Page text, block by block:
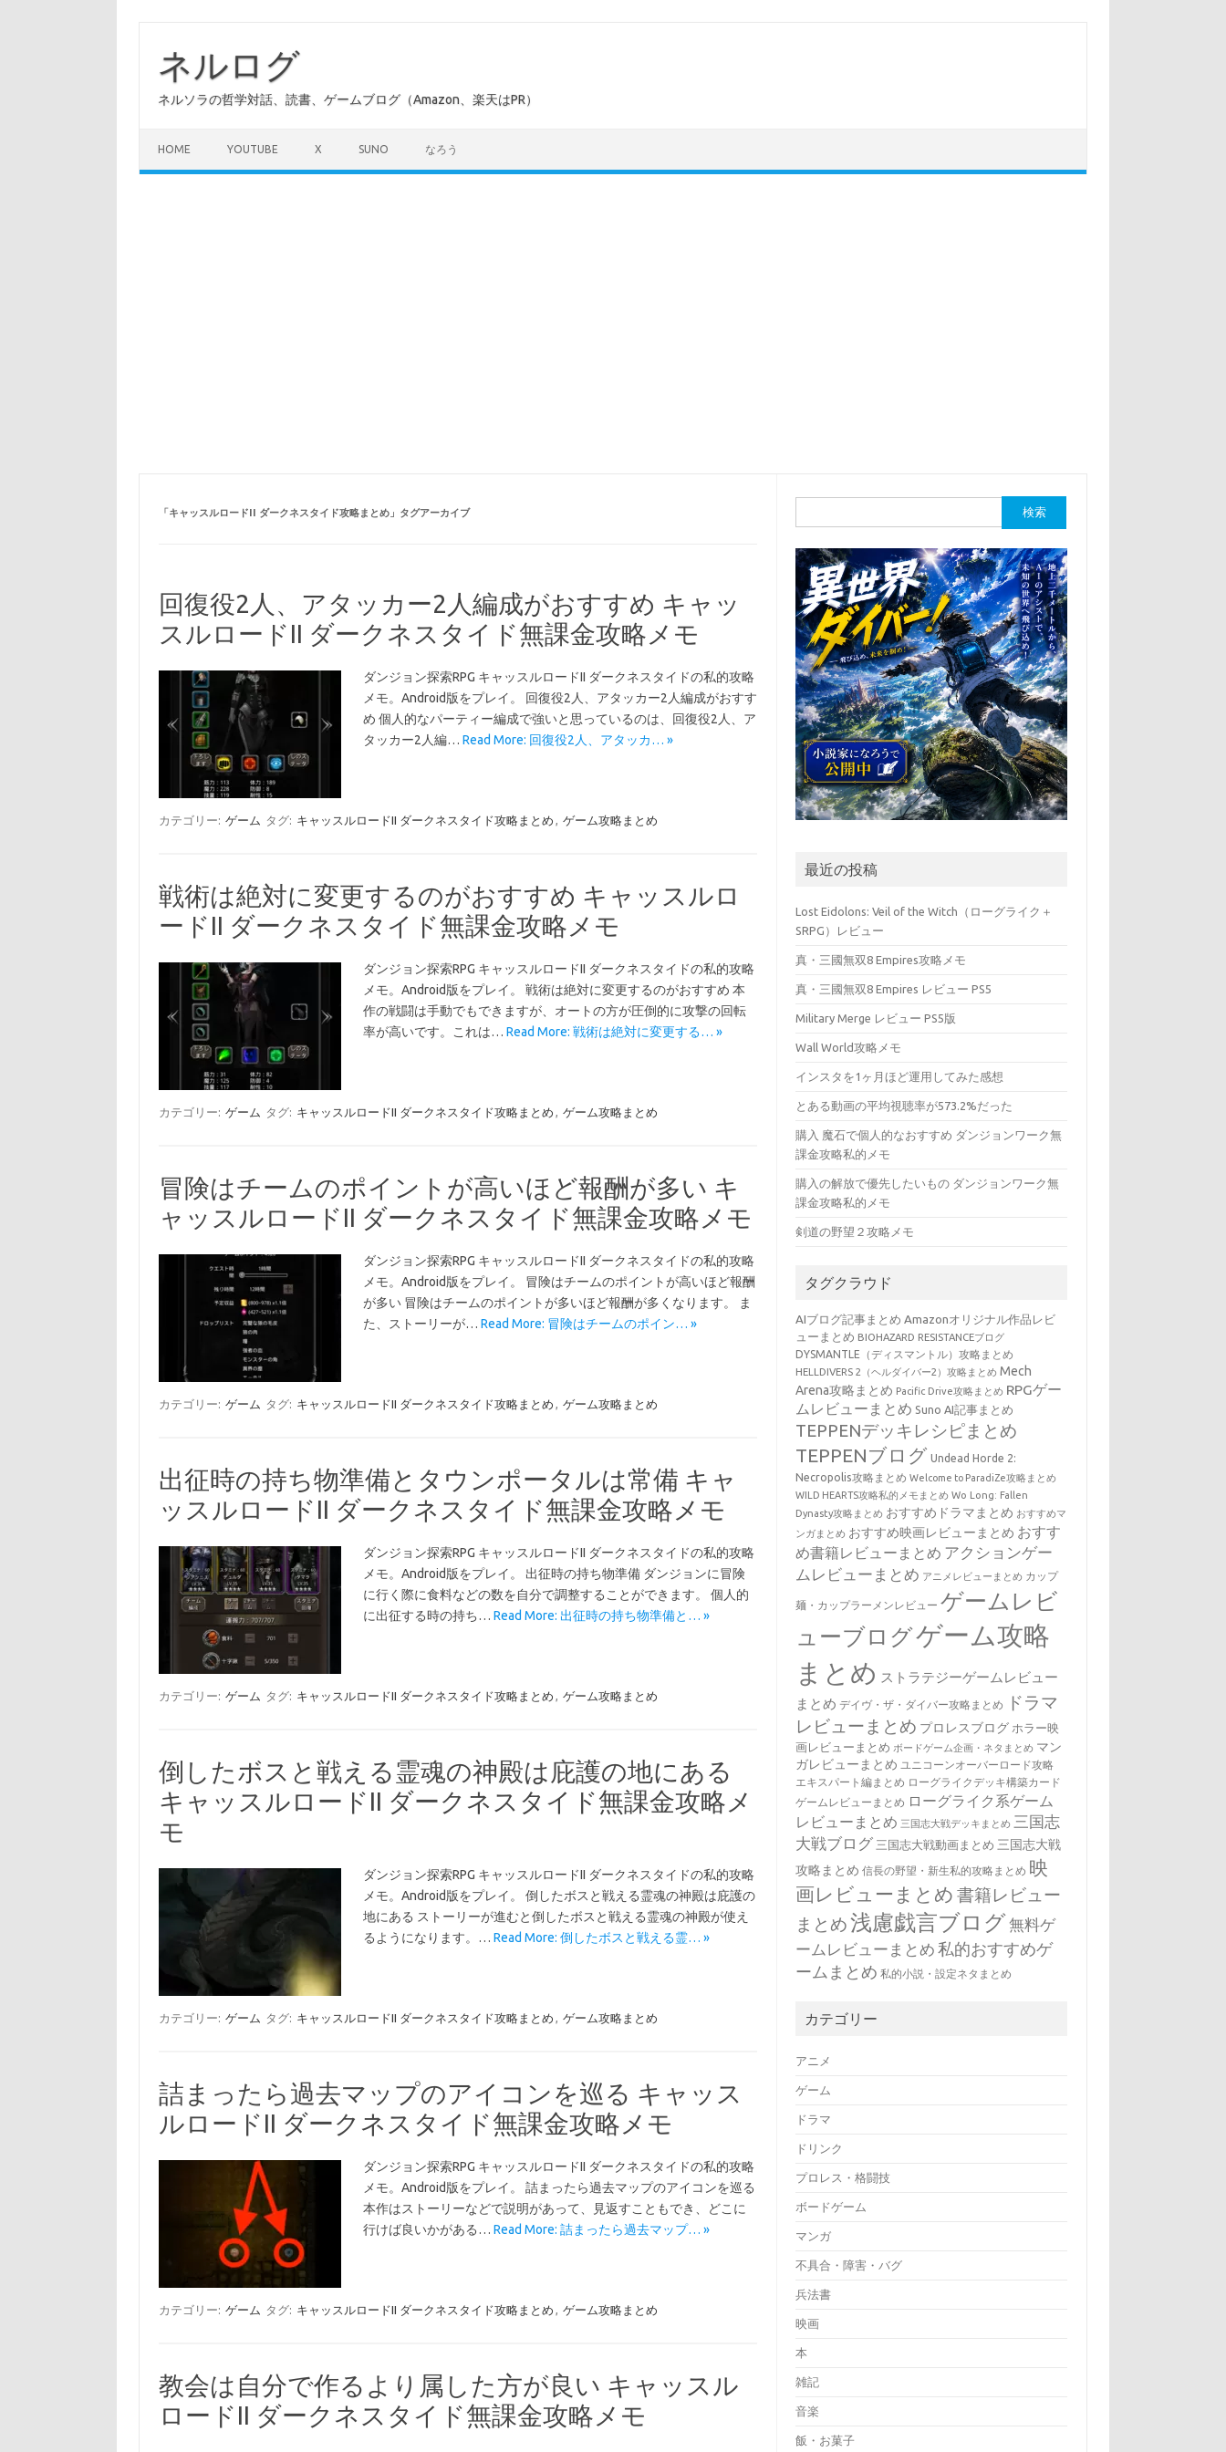
ネルログ
ネルソラの哲学対話、読書、ゲームブログ（Amazon、楽天はPR）
HOME YOUTUBE X SUNO なろう
「キャッスルロードII ダークネスタイド攻略まとめ」タグアーカイブ
回復役2人、アタッカー2人編成がおすすめ キャッ
スルロードII ダークネスタイド無課金攻略メモ
ダンジョン探索RPG キャッスルロードII ダークネスタイドの私的攻略
メモ。Android版をプレイ。 回復役2人、アタッカー2人編成がおすす
め 個人的なパーティー編成で強いと思っているのは、回復役2人、ア
タッカー2人編… Read More: 回復役2人、アタッカ… »
カテゴリー: ゲーム タグ: キャッスルロードII ダークネスタイド攻略まとめ , ゲーム攻略まとめ
戦術は絶対に変更するのがおすすめ キャッスルロ
ードII ダークネスタイド無課金攻略メモ
ダンジョン探索RPG キャッスルロードII ダークネスタイドの私的攻略
メモ。Android版をプレイ。 戦術は絶対に変更するのがおすすめ 本
作の戦闘は手動でもできますが、オートの方が圧倒的に攻撃の回転
率が高いです。これは… Read More: 戦術は絶対に変更する… »
カテゴリー: ゲーム タグ: キャッスルロードII ダークネスタイド攻略まとめ , ゲーム攻略まとめ
冒険はチームのポイントが高いほど報酬が多い キ
ャッスルロードII ダークネスタイド無課金攻略メモ
ダンジョン探索RPG キャッスルロードII ダークネスタイドの私的攻略
メモ。Android版をプレイ。 冒険はチームのポイントが高いほど報酬
が多い 冒険はチームのポイントが多いほど報酬が多くなります。 ま
た、ストーリーが… Read More: 冒険はチームのポイン… »
カテゴリー: ゲーム タグ: キャッスルロードII ダークネスタイド攻略まとめ , ゲーム攻略まとめ
出征時の持ち物準備とタウンポータルは常備 キャ
ッスルロードII ダークネスタイド無課金攻略メモ
ダンジョン探索RPG キャッスルロードII ダークネスタイドの私的攻略
メモ。Android版をプレイ。 出征時の持ち物準備 ダンジョンに冒険
に行く際に食料などの数を自分で調整することができます。 個人的
に出征する時の持ち… Read More: 出征時の持ち物準備と… »
カテゴリー: ゲーム タグ: キャッスルロードII ダークネスタイド攻略まとめ , ゲーム攻略まとめ
倒したボスと戦える霊魂の神殿は庇護の地にある
キャッスルロードII ダークネスタイド無課金攻略メ
モ
ダンジョン探索RPG キャッスルロードII ダークネスタイドの私的攻略
メモ。Android版をプレイ。 倒したボスと戦える霊魂の神殿は庇護の
地にある ストーリーが進むと倒したボスと戦える霊魂の神殿が使え
るようになります。… Read More: 倒したボスと戦える霊… »
カテゴリー: ゲーム タグ: キャッスルロードII ダークネスタイド攻略まとめ , ゲーム攻略まとめ
詰まったら過去マップのアイコンを巡る キャッス
ルロードII ダークネスタイド無課金攻略メモ
ダンジョン探索RPG キャッスルロードII ダークネスタイドの私的攻略
メモ。Android版をプレイ。 詰まったら過去マップのアイコンを巡る
本作はストーリーなどで説明があって、見返すこともでき、どこに
行けば良いかがある… Read More: 詰まったら過去マップ… »
カテゴリー: ゲーム タグ: キャッスルロードII ダークネスタイド攻略まとめ , ゲーム攻略まとめ
教会は自分で作るより属した方が良い キャッスル
ロードII ダークネスタイド無課金攻略メモ
索:
最近の投稿
Lost Eidolons: Veil of the Witch（ローグライク＋
SRPG）レビュー
真・三國無双8 Empires攻略メモ
真・三國無双8 Empires レビュー PS5
Military Merge レビュー PS5版
Wall World攻略メモ
インスタを1ヶ月ほど運用してみた感想
とある動画の平均視聴率が573.2%だった
購入 魔石で個人的なおすすめ ダンジョンワーク無
課金攻略私的メモ
購入の解放で優先したいもの ダンジョンワーク無
課金攻略私的メモ
剣道の野望２攻略メモ
タグクラウド
AIブログ記事まとめ Amazonオリジナル作品レビ
ューまとめ BIOHAZARD RESISTANCEブログ
DYSMANTLE（ディスマントル）攻略まとめ
HELLDIVERS 2（ヘルダイバー2）攻略まとめ Mech
Arena攻略まとめ Pacific Drive攻略まとめ RPGゲー
ムレビューまとめ Suno AI記事まとめ
TEPPENデッキレシピまとめ
TEPPENブログ Undead Horde 2:
Necropolis攻略まとめ Welcome to ParadiZe攻略まとめ
WILD HEARTS攻略私的メモまとめ Wo Long: Fallen
Dynasty攻略まとめ おすすめドラマまとめ おすすめマ
ンガまとめ おすすめ映画レビューまとめ おすす
め書籍レビューまとめ アクションゲー
ムレビューまとめ アニメレビューまとめ カップ
麺・カップラーメンレビュー ゲームレビ
ューブログゲーム攻略
まとめ ストラテジーゲームレビュー
まとめ デイヴ・ザ・ダイバー攻略まとめ
ドラマ
レビューまとめ プロレスブログ ホラー映
画レビューまとめ ボードゲーム企画・ネタまとめ マン
ガレビューまとめ ユニコーンオーバーロード攻略
エキスパート編まとめ ローグライクデッキ構築カード
ゲームレビューまとめ ローグライク系ゲーム
レビューまとめ 三国志大戦デッキまとめ 三国志
大戦ブログ 三国志大戦動画まとめ 三国志大戦
攻略まとめ 信長の野望・新生私的攻略まとめ 映
画レビューまとめ 書籍レビュー
まとめ浅慮戯言ブログ無料ゲ
ームレビューまとめ 私的おすすめゲ
ームまとめ 私的小説・設定ネタまとめ
カテゴリー
アニメ
ゲーム
ドラマ
ドリンク
プロレス・格闘技
ボードゲーム
マンガ
不具合・障害・バグ
兵法書
映画
本
雑記
音楽
飯・お菓子